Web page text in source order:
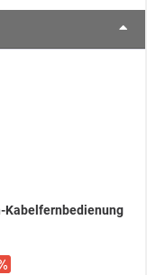
Kabelfernbedienung